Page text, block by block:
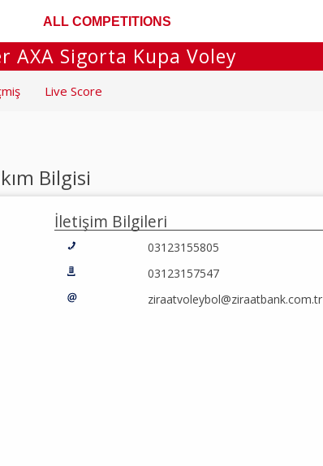
ALL COMPETITIONS
AXA Sigorta Kupa Voley
Live Score
Bilgisi
İletişim Bilgileri
03123155805
03123157547
ziraatvoleybol@ziraatbank.com.tr